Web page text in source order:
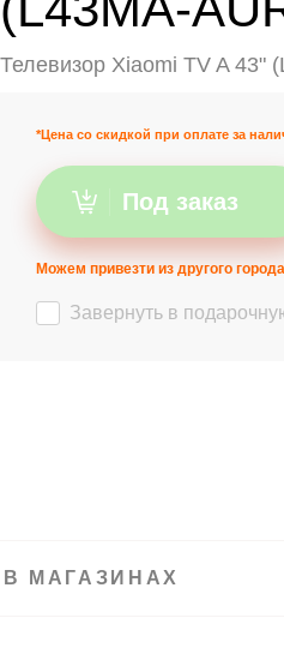
Телевизор Xiaomi TV A 43"
*Цена со скидкой при оплате за
Под заказ
Можем привезти из другого
Завернуть в
МАГАЗИНАХ